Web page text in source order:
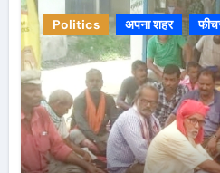
Politics अपना शहर